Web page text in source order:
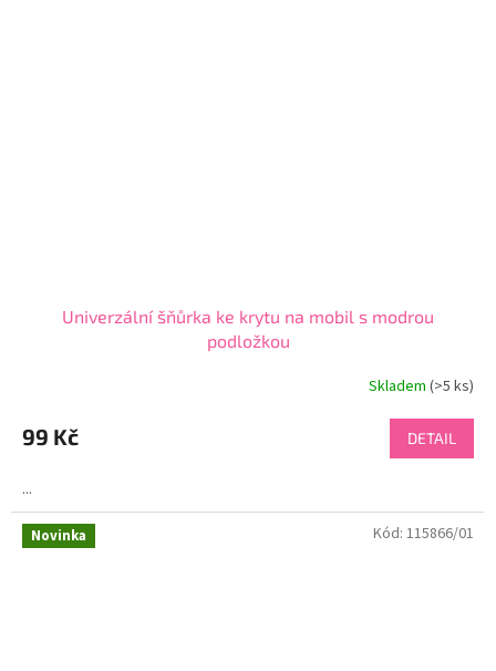
Univerzální šňůrka ke krytu na mobil s modrou
podložkou
produktu
je
z
5
hvězdiček.
Skladem(>5 ks)
99 Kč DETAIL
...
Novinka Kód: 115866/01